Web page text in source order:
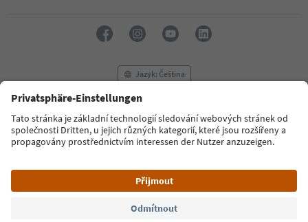
16
17
18
19
21
Jazyk: Čeština
FAQ Kontaktujte nás Tisk
MICE
Zásady ochrany osobních údajů
Podmínky a ujednání
Tiráž
Prohlášení o přístupnosti